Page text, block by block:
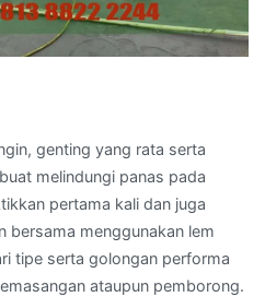
genting yang rata serta
melindungi panas pada
pertama kali dan juga
bersama menggunakan lem
tipe serta golongan performa
ataupun pemborong.